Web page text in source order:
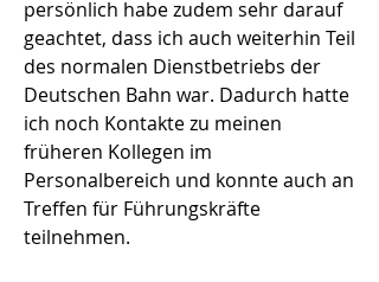
persönlich habe zudem sehr darauf
geachtet, dass ich auch weiterhin Teil
des normalen Dienstbetriebs der
Deutschen Bahn war. Dadurch hatte
ich noch Kontakte zu meinen
früheren Kollegen im
Personalbereich und konnte auch an
Treffen für Führungskräfte
teilnehmen.